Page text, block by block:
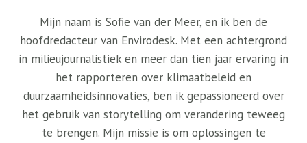
Mijn naam is Sofie van der Meer, en ik ben de
hoofdredacteur van Envirodesk. Met een achtergrond
in milieujournalistiek en meer dan tien jaar ervaring in
het rapporteren over klimaatbeleid en
duurzaamheidsinnovaties, ben ik gepassioneerd over
het gebruik van storytelling om verandering teweeg
te brengen. Mijn missie is om oplossingen te